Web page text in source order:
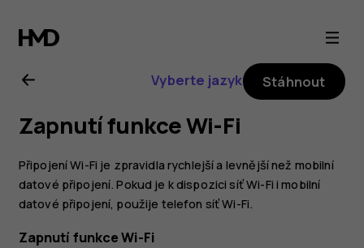
Uživatelská
příručka
k telefonu
Nokia
G21
Vyberte jazyk Stáhnout
Zapnutí funkce Wi-Fi
Připojení Wi-Fi je zpravidla rychlejší a levnější než mobilní
datové připojení. Pokud je k dispozici síť Wi-Fi i mobilní
datové připojení, použije telefon síť Wi-Fi.
Zapnutí funkce Wi-Fi